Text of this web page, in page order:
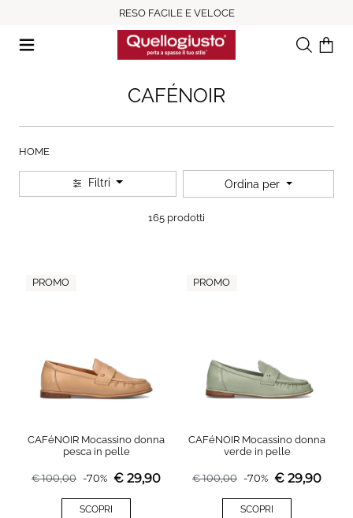
RESO FACILE E VELOCE
RicercaIl tuo
CAFÉNOIR
HOME
Filtri Ordina per
165 prodotti
PROMO
CAFéNOIR Mocassino donna
pesca in pelle
€100,00 -70% € 29,90
SCOPRI
PROMO
CAFéNOIR Mocassino donna
verde in pelle
€100,00 -70% € 29,90
SCOPRI